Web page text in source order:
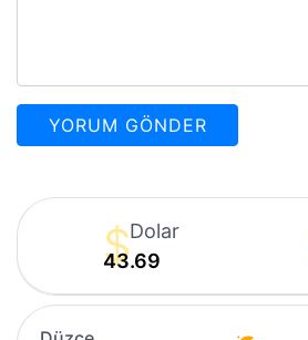
Dolar
43.69